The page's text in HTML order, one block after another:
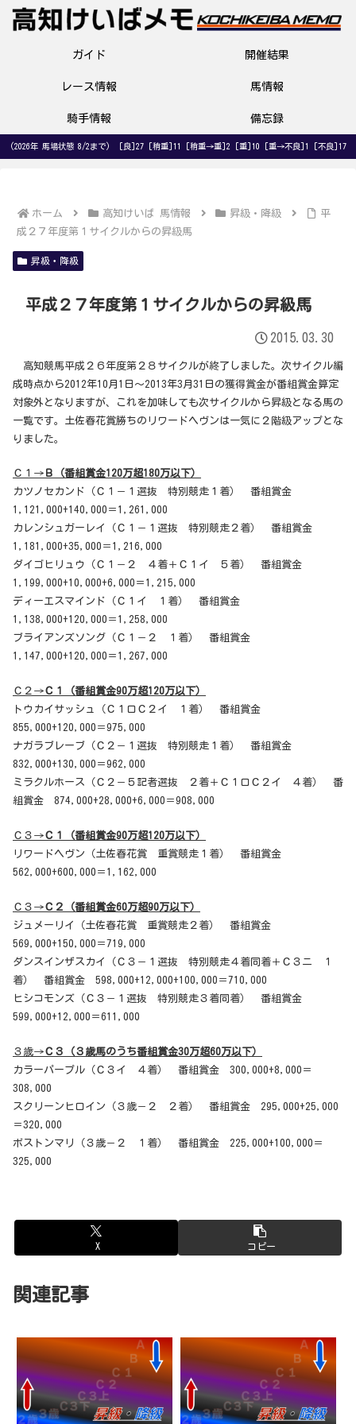
ガイド 開催結果
レース情報 馬情報
騎手情報 備忘録
(2026年 馬場状態 8/2まで) [良]27 [稍重]11 [稍重→重]2 [重]10 [重→不良]1 [不良]17
ホーム 高知けいば 馬情報 昇級・降級
平
成２７年度第１サイクルからの昇級馬
昇級・降級
平成２７年度第１サイクルからの昇級馬
2015.03.30
高知競馬平成２６年度第２８サイクルが終了しました。次サイクル編
成時点から2012年10月1日～2013年3月31日の獲得賞金が番組賞金算定
対象外となりますが、これを加味しても次サイクルから昇級となる馬の
一覧です。土佐春花賞勝ちのリワードヘヴンは一気に２階級アップとな
りました。
Ｃ１→ Ｂ（番組賞金120万超180万以下）
カツノセカンド（Ｃ１－１選抜 特別競走１着） 番組賞金
1,121,000+140,000＝1,261,000
カレンシュガーレイ（Ｃ１－１選抜 特別競走２着） 番組賞金
1,181,000+35,000＝1,216,000
ダイゴヒリュウ（Ｃ１－２ ４着＋Ｃ１イ ５着） 番組賞金
1,199,000+10,000+6,000＝1,215,000
ディーエスマインド（Ｃ１イ １着） 番組賞金
1,138,000+120,000＝1,258,000
ブライアンズソング（Ｃ１－２ １着） 番組賞金
1,147,000+120,000＝1,267,000
Ｃ２→Ｃ１（番組賞金90万超120万以下）
トウカイサッシュ（Ｃ１ロＣ２イ １着） 番組賞金
855,000+120,000＝975,000
ナガラブレーブ（Ｃ２－１選抜 特別競走１着） 番組賞金
832,000+130,000＝962,000
ミラクルホース（Ｃ２－５記者選抜 ２着＋Ｃ１ロＣ２イ ４着） 番
組賞金 874,000+28,000+6,000＝908,000
Ｃ３→Ｃ１（番組賞金90万超120万以下）
リワードヘヴン（土佐春花賞 重賞競走１着） 番組賞金
562,000+600,000＝1,162,000
Ｃ３→Ｃ２（番組賞金60万超90万以下）
ジュメーリイ（土佐春花賞 重賞競走２着） 番組賞金
569,000+150,000＝719,000
ダンスインザスカイ（Ｃ３－１選抜 特別競走４着同着＋Ｃ３ニ １
着） 番組賞金 598,000+12,000+100,000＝710,000
ヒシコモンズ（Ｃ３－１選抜 特別競走３着同着） 番組賞金
599,000+12,000＝611,000
３歳→Ｃ３（３歳馬のうち番組賞金30万超60万以下）
カラーパープル（Ｃ３イ ４着） 番組賞金 300,000+8,000＝
308,000
スクリーンヒロイン（３歳－２ ２着） 番組賞金 295,000+25,000
＝320,000
ボストンマリ（３歳－２ １着） 番組賞金 225,000+100,000＝
325,000
X コピー
関連記事